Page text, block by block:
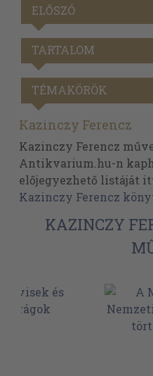
ELŐSZÓ
TARTALOM
TÉMAKÖRÖK
Kazinczy Ferencz
Kazinczy Ferencz
Antikvarium.hu-n
előjegyezhető listáját
Kazinczy Ferencz
KAZINCZY